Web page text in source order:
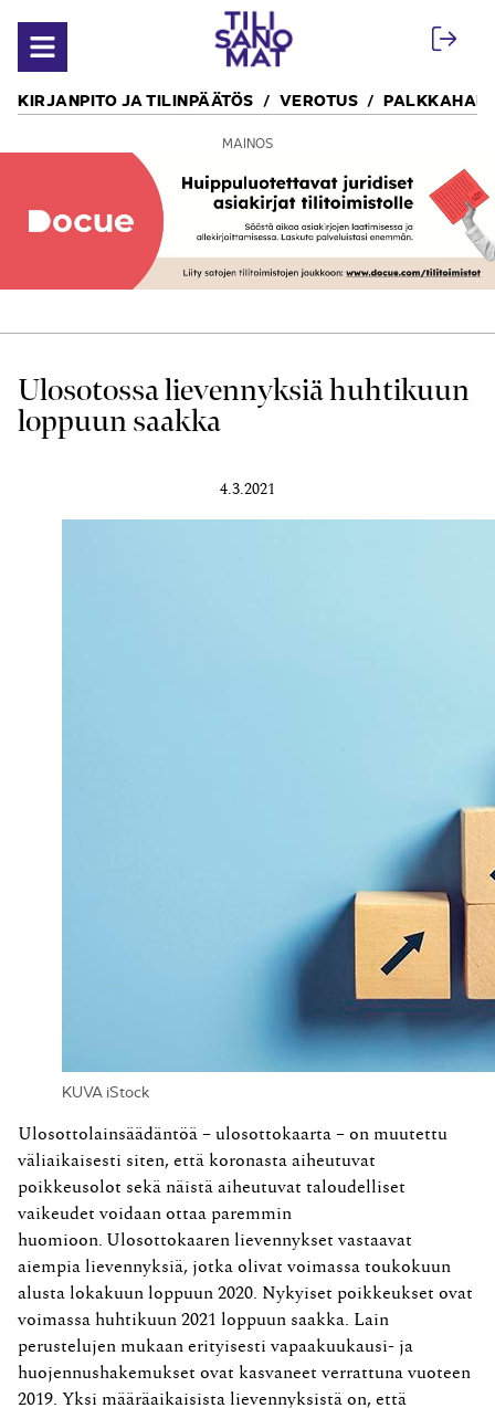
Avaa valikko
KIRJANPITO JA TILINPÄÄTÖS VEROTUS
MAINOS
Ulosotossa lievennyksiä huhtikuun
loppuun saakka
4.3.2021
KUVA iStock
Ulosottolainsäädäntöä – ulosottokaarta – on muutettu
väliaikaisesti siten, että koronasta aiheutuvat
poikkeusolot sekä näistä aiheutuvat taloudelliset
vaikeudet voidaan ottaa paremmin
huomioon. Ulosottokaaren lievennykset vastaavat
aiempia lievennyksiä, jotka olivat voimassa toukokuun
alusta lokakuun loppuun 2020. Nykyiset poikkeukset ovat
voimassa huhtikuun 2021 loppuun saakka. Lain
perustelujen mukaan erityisesti vapaakuukausi- ja
huojennushakemukset ovat kasvaneet verrattuna vuoteen
2019. Yksi määräaikaisista lievennyksistä on, että